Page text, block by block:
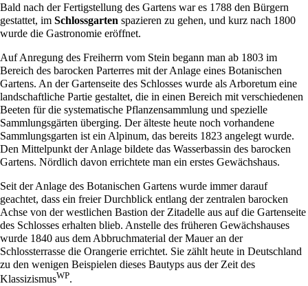
Bald nach der Fertigstellung des Gartens war es 1788 den Bürgern
gestattet, im Schlossgarten spazieren zu gehen, und kurz nach 1800
wurde die Gastronomie eröffnet.
Auf Anregung des Freiherrn vom Stein begann man ab 1803 im
Bereich des barocken Parterres mit der Anlage eines Botanischen
Gartens. An der Gartenseite des Schlosses wurde als Arboretum eine
landschaftliche Partie gestaltet, die in einen Bereich mit verschiedenen
Beeten für die systematische Pflanzensammlung und spezielle
Sammlungsgärten überging. Der älteste heute noch vorhandene
Sammlungsgarten ist ein Alpinum, das bereits 1823 angelegt wurde.
Den Mittelpunkt der Anlage bildete das Wasserbassin des barocken
Gartens. Nördlich davon errichtete man ein erstes Gewächshaus.
Seit der Anlage des Botanischen Gartens wurde immer darauf
geachtet, dass ein freier Durchblick entlang der zentralen barocken
Achse von der westlichen Bastion der Zitadelle aus auf die Gartenseite
des Schlosses erhalten blieb. Anstelle des früheren Gewächshauses
wurde 1840 aus dem Abbruchmaterial der Mauer an der
Schlossterrasse die Orangerie errichtet. Sie zählt heute in Deutschland
zu den wenigen Beispielen dieses Bautyps aus der Zeit des
KlassizismusWP.